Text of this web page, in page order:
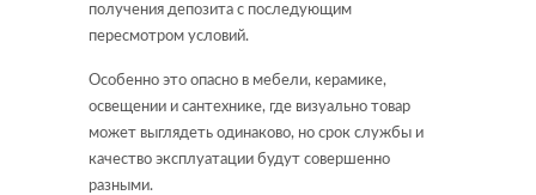
получения депозита с последующим
пересмотром условий.
Особенно это опасно в мебели, керамике,
освещении и сантехнике, где визуально товар
может выглядеть одинаково, но срок службы и
качество эксплуатации будут совершенно
разными.